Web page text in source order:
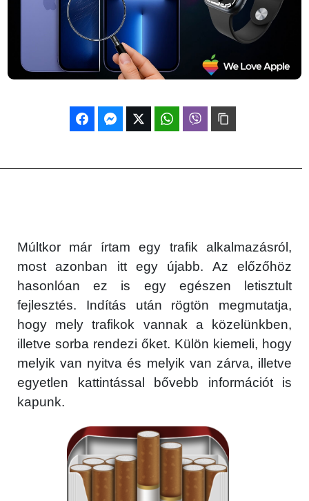
Múltkor már írtam egy trafik alkalmazásról,
most azonban itt egy újabb. Az előzőhöz
hasonlóan ez is egy egészen letisztult
fejlesztés. Indítás után rögtön megmutatja,
hogy mely trafikok vannak a közelünkben,
illetve sorba rendezi őket. Külön kiemeli, hogy
melyik van nyitva és melyik van zárva, illetve
egyetlen kattintással bővebb információt is
kapunk.